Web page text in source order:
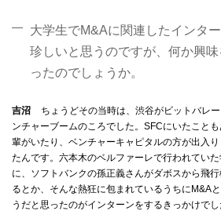
大学生でM&Aに関連したインタ
珍しいと思うのですが、何か興
ったのでしょうか。
吉沼
ちょうどその当時は、渋谷がビットバレ
ンチャーブームのころでした。SFCにいたこと
輩がいたり、ベンチャーキャピタルの方が出入
たんです。六本木のベルファーレで行われてい
に、ソフトバンクの孫正義さんがダボスから飛
るとか、そんな熱狂に包まれているうちにM&A
うだと思ったのがインターンをするきっかけで